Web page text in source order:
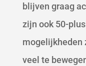
blijven graag
zijn ook 50-
mogelijkheden
veel te